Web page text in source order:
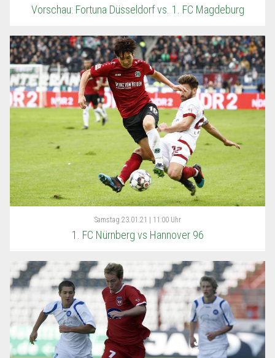
Vorschau: Fortuna Düsseldorf vs. 1. FC Magdeburg
Samstag 23.01.21 | 11:00 Uhr
1. FC Nürnberg vs Hannover 96